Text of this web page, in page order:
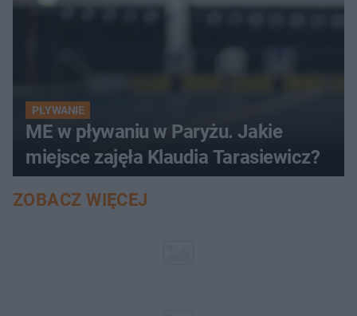
PŁYWANIE
ME w pływaniu w Paryżu. Jakie
miejsce zajęła Klaudia Tarasiewicz?
ZOBACZ WIĘCEJ